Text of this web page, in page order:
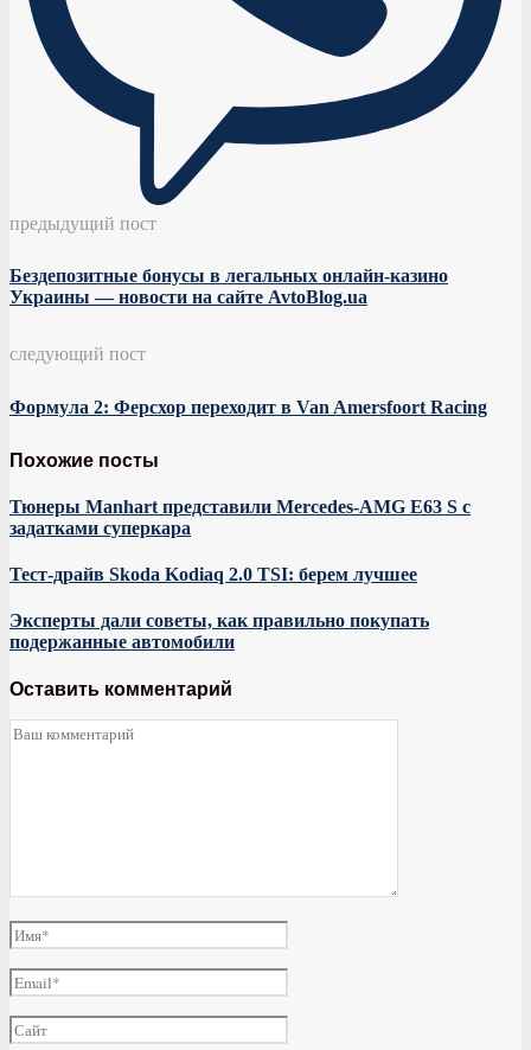
предыдущий пост
Бездепозитные бонусы в легальных онлайн-казино
Украины — новости на сайте AvtoBlog.ua
следующий пост
Формула 2: Ферсхор переходит в Van Amersfoort Racing
Похожие посты
Тюнеры Manhart представили Mercedes-AMG E63 S с
задатками суперкара
Тест-драйв Skoda Kodiaq 2.0 TSI: берем лучшее
Эксперты дали советы, как правильно покупать
подержанные автомобили
Оставить комментарий